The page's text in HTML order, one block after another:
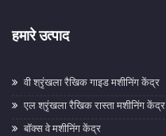
हमारे उत्पाद
वी श्रृंखला रैखिक गाइड मशीनिंग केंद्र
एल श्रृंखला रैखिक रास्ता मशीनिंग केंद्र
बॉक्स वे मशीनिंग केंद्र